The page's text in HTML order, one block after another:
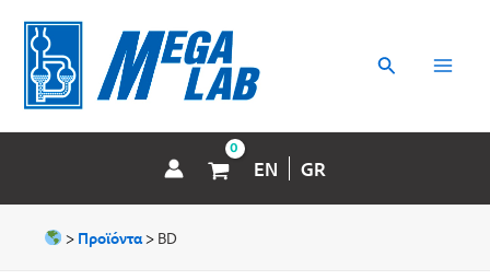
περιεχόμενο
Αναζήτηση
EN GR
> Προϊόντα> BD